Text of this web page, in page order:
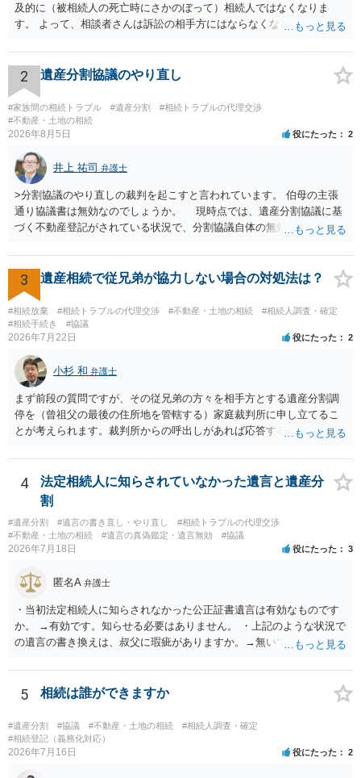
及的に（被相続人の死亡時にさかのぼって）相続人ではなくなりま
す。 よって、相談者さんは訴訟の相手方にはならなくなるので（明け
理証明を家庭裁判所で取得し、コピーを答弁書に添えて裁判所に提出
してください。 質問２について 請求棄却を求める答弁書を提出すれ
ば、第１回期日は出席する必要がありません。その日は差支え（用事
があり出席できない）との記載で十分です。 質問３について 弁護士で
はないので、ｍｉｎｔｓでの提出の必要は無いと思います。郵送（期
限までに届けばよい）で十分です。 詳細は、書面記載の裁判所書記官
にお問い合わせください。 以上、ご参考まで。
2 遺産分割協議のやり直し
#家族間の相続トラブル #遺産分割
#相続トラブルの代理交渉
#不動産・土地の相続
2026年8月5日 役にたった 2
井上 祐司 弁護士
>分割協議のやり直しの裁判を起こすと言われています。 伯母の主張
通り協議書は無効なのでしょうか。 現時点では、遺産分割協議に基
づく不動産登記がされている状況で、分割協議自体の無効を裁判所が
方の訴訟の主張及び立証次第ですが、 ・御祖母様の認知能力に関する
医師の意見書、筆跡鑑定 が提出されればその効力が否定される可能性
はありますが、 ・伯母様自身が分割協議に加わっていること ・御祖母
様の意に反する遺産分割協議を行う実益が誰にあったかの立証が困難
であること からすると、実際に遺産分割協議の効力が否定される可能
性はそれほど高くない（立証のハードルは非常に高い）ということが
言えると思います。
3 遺産相続で従兄弟が協力しない場合の対処法は？
#相続放棄 #相続トラブルの代理交渉 #不動産・土地の相続
#相続人調査・確定
#相続手続き
#協議
2026年7月22日 役にたった 2
小杉 和 弁護士
まず前段の質問ですが、その従兄弟の方々を相手方とする遺産分割調
停を（曾祖父の最後の住所地を管轄する）家庭裁判所に申し立てるこ
とが考えられます。裁判所からの呼出しがあれば応答する可能性がま
能と思われます。時間が思った以上にないので必要書類をてきぱきと
揃える必要があります。その点是非御注意ください。
4
法定相続人に知らされていなかった遺言と遺産分
割
#遺産分割 #遺言の書き直し・やり直し
#相続トラブルの代理交渉
#不動産・土地の相続
#遺言の真偽鑑定・遺言無効 #協議
2026年7月18日 役にたった 3
匿名A 弁護士
・当初法定相続人に知らされなかった公正証書遺言は有効なものです
か。 →有効です。知らせる必要はありません。 ・上記のような状況で
の遺言の書き換えは、叔父に瑕疵がありますか。→無いです。 ・分割
ますか。 →本人が自由に決められますので、どこが妥当とは言えない
です。客観的な基準もありません。 ・できれば穏やかに、分割を拒否
することはできますか。 →分割を拒否するということは、遺産はいら
ないということでしょうか。遺言で、受取を指定されててもいらない
と拒否することはできます。理由を説明する必要はありません。
5 相続は誰ができますか
#遺産分割 #協議 #不動産・土地の相続
#相続人調査・確定
#相続登記（義務化対応）
2026年7月16日 役にたった 2